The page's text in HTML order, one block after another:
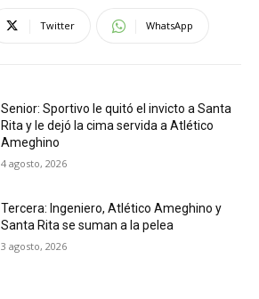
Twitter WhatsApp
Senior: Sportivo le quitó el invicto a Santa
Rita y le dejó la cima servida a Atlético
Ameghino
4 agosto, 2026
Tercera: Ingeniero, Atlético Ameghino y
Santa Rita se suman a la pelea
3 agosto, 2026